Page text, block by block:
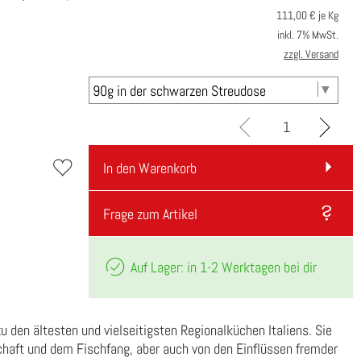
111,00€ je Kg
inkl. 7% MwSt.
zzgl. Versand
In den Warenkorb
Frage zum Artikel
Auf Lager: in 1-2 Werktagen bei dir
den ältesten und vielseitigsten Regionalküchen Italiens. Sie
und dem Fischfang, aber auch von den Einflüssen fremder